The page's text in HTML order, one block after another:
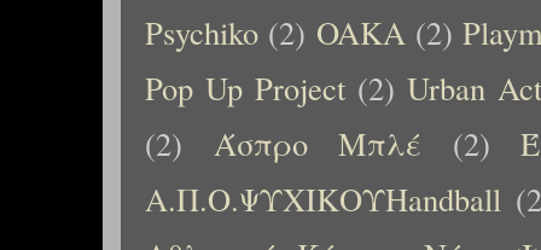
Psychiko (2) OAKA (2)
Pop Up Project (2) Urban Act
(2)
Άσπρο Μπλέ (2)
Α.Π.Ο.ΨΥΧΙΚΟΥHandball